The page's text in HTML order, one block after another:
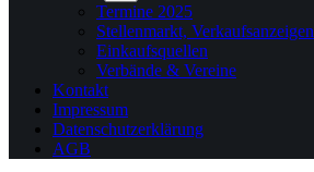
Termine 2025
Stellenmarkt, Verkaufsanzeigen
Einkaufsquellen
Verbände & Vereine
Kontakt
Impressum
Datenschutzerklärung
AGB